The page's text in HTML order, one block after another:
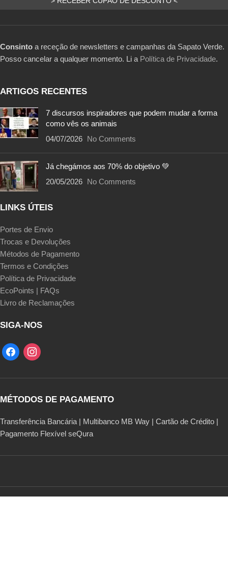
Consinto a receção de newsletters e campanhas da Sapato Verde.
Posso cancelar a qualquer momento. Li a Política de Privacidade.
ARTIGOS RECENTES
7 discursos inspiradores que podem mudar a forma
como vês os animais
04/07/2026 No Comments
Já chegámos aos 70% do objetivo 💚
20/05/2026 No Comments
LINKS ÚTEIS
Portes de Envio
Trocas e Devoluções
Métodos de Pagamento
Termos e Condições
Política de Privacidade
EcoPoints | FAQs
Livro de Reclamações
SIGA-NOS
MÉTODOS DE PAGAMENTO
Transferência Bancária | Multibanco MB Way | Cartão de Crédito |
Pagamento Flexível seQura